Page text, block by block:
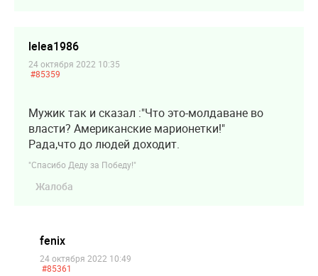
lelea1986
24 октября 2022 10:35
#85359
Мужик так и сказал :"Что это-молдаване во
власти? Американские марионетки!"
Рада,что до людей доходит.
"Спасибо Деду за Победу!"
Жалоба
fenix
24 октября 2022 10:49
#85361